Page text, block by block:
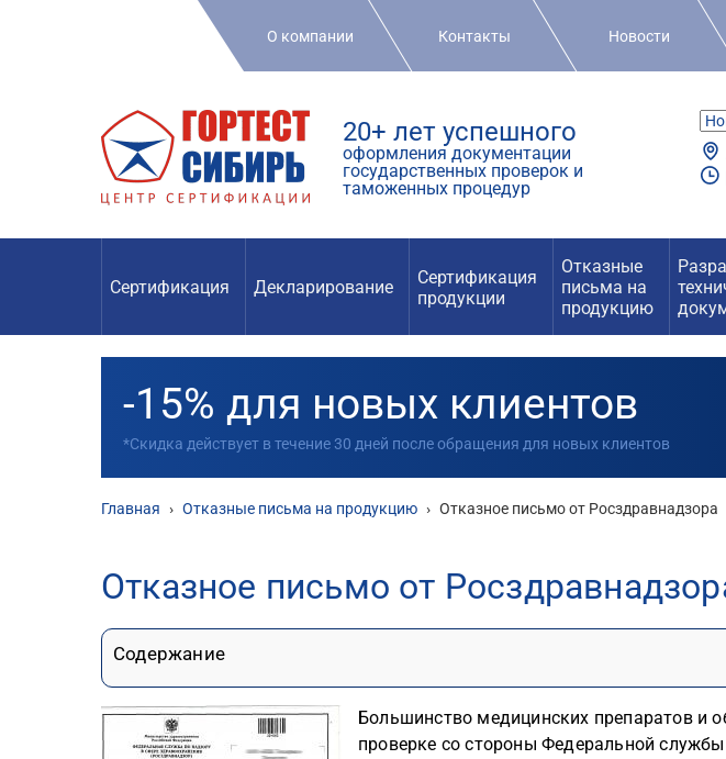
О компании Контакты Новости
20+ лет успешного
оформления документации
государственных проверок и
таможенных процедур
Сертификация Декларирование
Сертификация
продукции
Отказные
письма на
продукцию
-15% для новых клиентов
*Скидка действует в течение 30 дней после обращения для новых клиентов
Главная › Отказные письма на продукцию › Отказное письмо от Росздравнадзора
Отказное письмо от
Содержание
Большинство медицинских препаратов и
проверке со стороны Федеральной